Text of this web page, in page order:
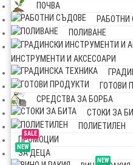
ПОЧВА
РАБОТНИ
ПОЛИВАНЕ
ИНСТРУМЕНТИ И АКСЕСОАРИ
ГОТОВИ
СРЕДСТВА ЗА БОРБА
СТОКИ ЗА
ПОЛИЕТИЛЕН
SALE
ПРОМОЦИИ
NEW
ЗА ДЕЦА
NEW